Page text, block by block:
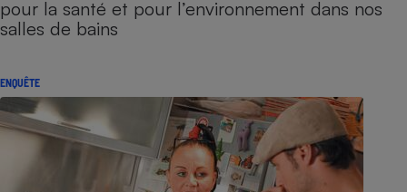
pour la santé et pour l’environnement dans nos
salles de bains
ENQUÊTE